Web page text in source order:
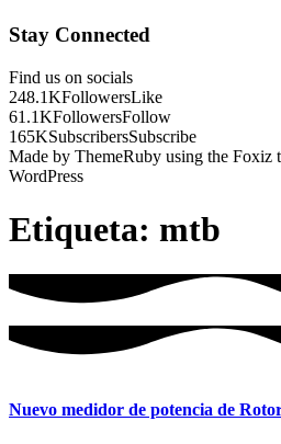
Stay Connected
Find us on socials
248.1KFollowersLike
61.1KFollowersFollow
165KSubscribersSubscribe
Made by ThemeRuby using the Foxiz
WordPress
Etiqueta: mtb
Nuevo medidor de potencia de